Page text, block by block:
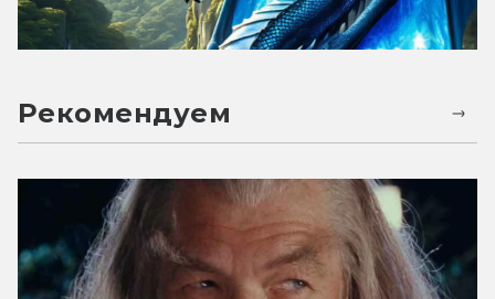
Рекомендуем